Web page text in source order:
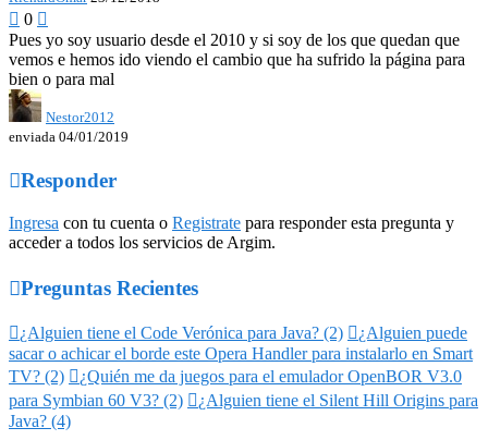
 0 
Pues yo soy usuario desde el 2010 y si soy de los que quedan que
vemos e hemos ido viendo el cambio que ha sufrido la página para
bien o para mal
Nestor2012
enviada 04/01/2019
Responder
Ingresa con tu cuenta o Registrate para responder esta pregunta y
acceder a todos los servicios de Argim.
Preguntas Recientes
¿Alguien tiene el Code Verónica para Java? (2) ¿Alguien puede
sacar o achicar el borde este Opera Handler para instalarlo en Smart
TV? (2) ¿Quién me da juegos para el emulador OpenBOR V3.0
para Symbian 60 V3? (2) ¿Alguien tiene el Silent Hill Origins para
Java? (4)